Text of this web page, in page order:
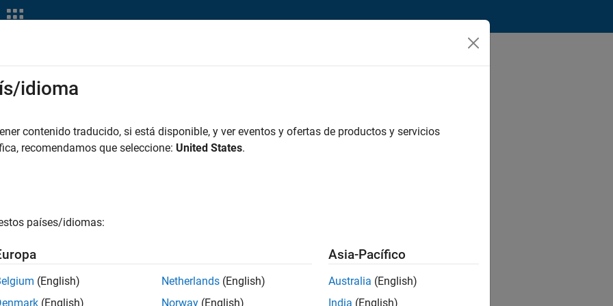
de MathWorks
persona?
Las cuentas no son transferibles. Cualquier persona puede
idioma
contenido traducido, si está disponible, y ver eventos y ofertas de productos y servicios
recomendamos que seleccione: United States.
países/idiomas:
(English)
(English)
Netherlands (English)
Norway (English)
Asia-Pacífico
Australia (English)
India (English)